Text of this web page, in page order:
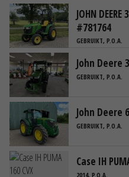
JOHN DEERE
#781764
GEBRUIKT, P.O.A.
John Deere
GEBRUIKT, P.O.A.
John Deere
GEBRUIKT, P.O.A.
Case IH
2014, P.O.A.